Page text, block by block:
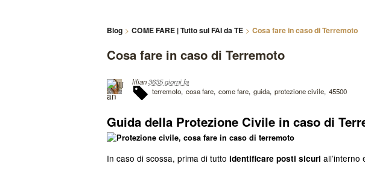
Blog COME FARE | Tutto sul FAI da TE Cosa fare in caso di Terremoto
Cosa fare in caso di Terremoto
lilian3635 giorni fa
terremoto cosa fare come fare guida protezione civile 45500
Guida della Protezione Civile in caso di
In caso di scossa, prima di tutto identificare posti sicuri all’interno